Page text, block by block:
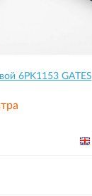
6PK1153 GATES